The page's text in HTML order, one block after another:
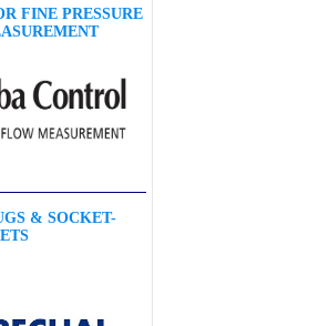
FINE PRESSURE
& SOCKET-